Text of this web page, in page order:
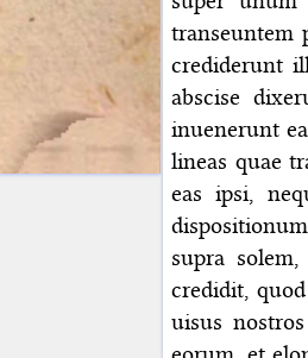
transeuntem
crediderunt
abscise
inuenerunt
lineas quae
eas ipsi,
supra
credidit,
uisus